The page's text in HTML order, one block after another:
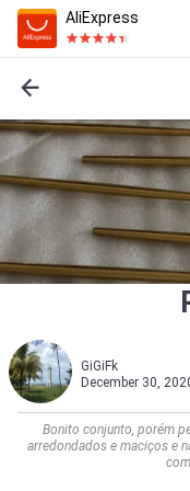
AliExpress
GiGiFk
December 30,
Bonito conjunto, porém
arredondados e maciços e